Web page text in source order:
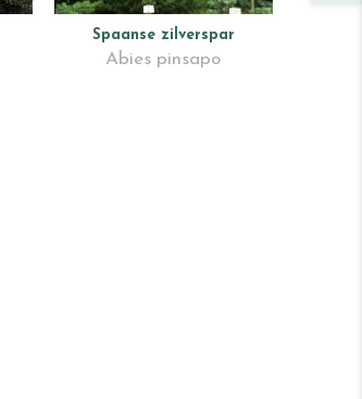
Spaanse zilverspar
Abies pinsapo